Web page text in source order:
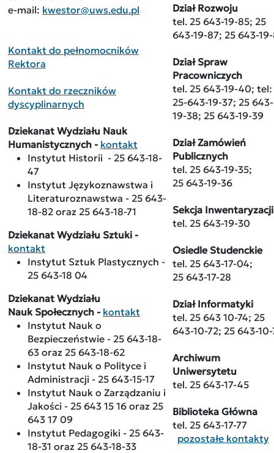
e-mail: kwestor@uws.edu.pl
Kontakt do pełnomocników
Rektora
Kontakt do rzeczników
dyscyplinarnych
Dziekanat Wydziału Nauk
Humanistycznych - kontakt
Instytut Historii - 25 643-18-
47
Instytut Językoznawstwa i
Literaturoznawstwa - 25 643-
18-82 oraz 25 643-18-71
Dziekanat Wydziału Sztuki -
kontakt
Instytut Sztuk Plastycznych -
25 643-18 04
Dziekanat Wydziału
Nauk Społecznych - kontakt
Instytut Nauk o
Bezpieczeństwie - 25 643-18-
63 oraz 25 643-18-62
Instytut Nauk o Polityce i
Administracji - 25 643-15-17
Instytut Nauk o Zarządzaniu i
Jakości - 25 643 15 16 oraz 25
643 17 09
Instytut Pedagogiki - 25 643-
18-31 oraz 25 643-18-33
Dział Rozwoju
tel. 25 643-19-85; 25
643-19-87; 25 643-
Dział Spraw
Pracowniczych
tel. 25 643-19-40; tel:
25-643-19-37; 25 643-
19-38; 25 643-19-39
Dział Zamówień
Publicznych
tel. 25 643-19-35;
25 643-19-36
Sekcja Inwentaryzacji
tel. 25 643-19-30
Osiedle Studenckie
tel. 25 643-17-04;
25 643-17-28
Dział Informatyki
tel. 25 643 10-74; 25
643-10-72; 25 643-
Archiwum
Uniwersytetu
tel. 25 643-17-45
Biblioteka Główna
tel. 25 643-17-77
pozostałe kontakty